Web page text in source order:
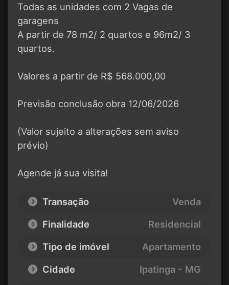
Todas as unidades com 2 Vagas de
garagens
A partir de 78 m2/ 2 quartos e 96m2/ 3
quartos.
Valores a partir de R$ 568.000,00
Previsão conclusão obra 12/06/2026
(Valor sujeito a alterações sem aviso
prévio)
Agende já sua visita!
Transação
Venda
Finalidade
Residencial
Tipo de imóvel
Apartamento
Cidade
Ipatinga - MG